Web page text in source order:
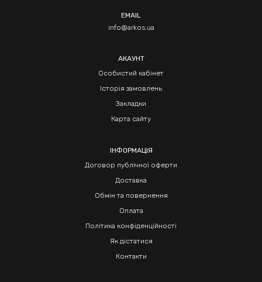
EMAIL
info@arkos.ua
АКАУНТ
Особистий кабінет
Історія замовлень
Закладки
Карта сайту
ІНФОРМАЦІЯ
Договор публічної оферти
Доставка
Обмін та повернення
Оплата
Політика конфіденційності
Як дістатися
Контакти